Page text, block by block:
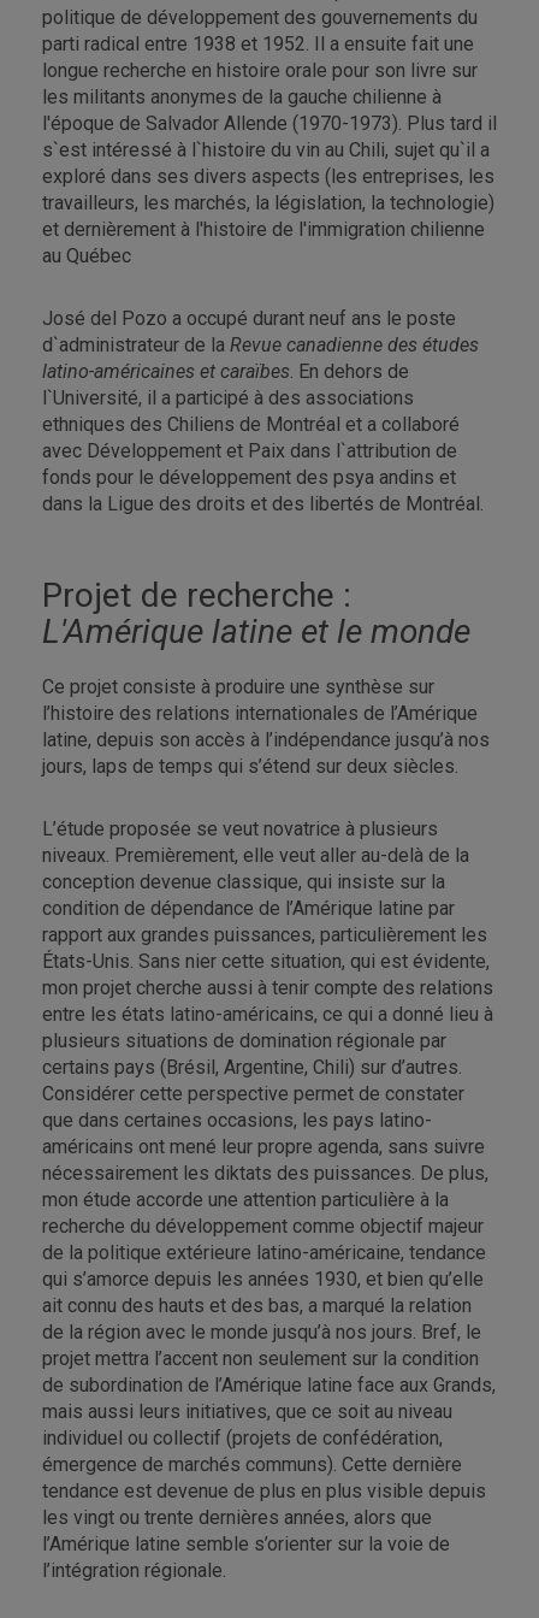
politique de développement des gouvernements du
parti radical entre 1938 et 1952. Il a ensuite fait une
longue recherche en histoire orale pour son livre sur
les militants anonymes de la gauche chilienne à
l'époque de Salvador Allende (1970-1973). Plus tard il
s`est intéressé à l`histoire du vin au Chili, sujet qu`il a
exploré dans ses divers aspects (les entreprises, les
travailleurs, les marchés, la législation, la technologie)
et dernièrement à l'histoire de l'immigration chilienne
au Québec
José del Pozo a occupé durant neuf ans le poste
d`administrateur de la Revue canadienne des études
latino-américaines et caraïbes. En dehors de
l`Université, il a participé à des associations
ethniques des Chiliens de Montréal et a collaboré
avec Développement et Paix dans l`attribution de
fonds pour le développement des psya andins et
dans la Ligue des droits et des libertés de Montréal.
Projet de recherche :
L'Amérique latine et le monde
Ce projet consiste à produire une synthèse sur
l’histoire des relations internationales de l’Amérique
latine, depuis son accès à l’indépendance jusqu’à nos
jours, laps de temps qui s’étend sur deux siècles.
L’étude proposée se veut novatrice à plusieurs
niveaux. Premièrement, elle veut aller au-delà de la
conception devenue classique, qui insiste sur la
condition de dépendance de l’Amérique latine par
rapport aux grandes puissances, particulièrement les
États-Unis. Sans nier cette situation, qui est évidente,
mon projet cherche aussi à tenir compte des relations
entre les états latino-américains, ce qui a donné lieu à
plusieurs situations de domination régionale par
certains pays (Brésil, Argentine, Chili) sur d’autres.
Considérer cette perspective permet de constater
que dans certaines occasions, les pays latino-
américains ont mené leur propre agenda, sans suivre
nécessairement les diktats des puissances. De plus,
mon étude accorde une attention particulière à la
recherche du développement comme objectif majeur
de la politique extérieure latino-américaine, tendance
qui s’amorce depuis les années 1930, et bien qu’elle
ait connu des hauts et des bas, a marqué la relation
de la région avec le monde jusqu’à nos jours. Bref, le
projet mettra l’accent non seulement sur la condition
de subordination de l’Amérique latine face aux Grands,
mais aussi leurs initiatives, que ce soit au niveau
individuel ou collectif (projets de confédération,
émergence de marchés communs). Cette dernière
tendance est devenue de plus en plus visible depuis
les vingt ou trente dernières années, alors que
l’Amérique latine semble s’orienter sur la voie de
l’intégration régionale.